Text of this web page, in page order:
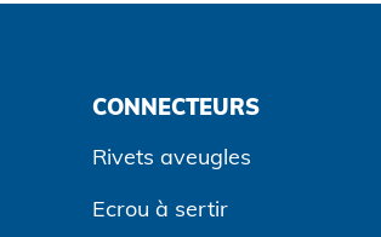
CONNECTEURS
Rivets aveugles
Ecrou à sertir